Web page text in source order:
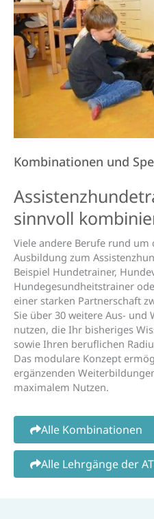
Kombinationen und
sinn­voll
Viele andere Berufe rund
Ausbildung zum
Beispiel Hundetrainer,
Hundegesundheitstrainer
einer starken Partnerschaft
Sie über 30 weitere Aus-
nutzen, die Ihr bisheriges
sowie Ihren beruflichen
Das modulare Konzept
ergänzenden
maximalem Nutzen.
Alle Kombinationen
Alle Lehrgänge der